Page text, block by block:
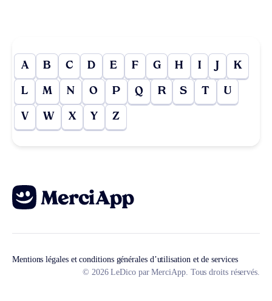
A B C D E F G H I J K
L M N O P Q R S T U
V W X Y Z
Mentions légales et conditions générales d’utilisation et de services
© 2026 LeDico par MerciApp. Tous droits réservés.